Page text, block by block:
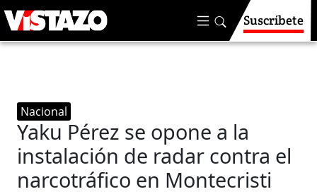
Suscríbete
Nacional
Yaku Pérez se opone a la
instalación de radar contra el
narcotráfico en Montecristi